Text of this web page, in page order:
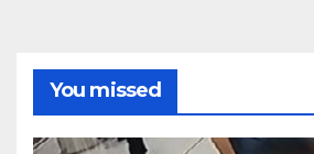
You missed